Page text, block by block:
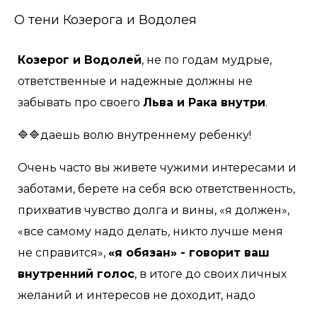
О тени Козерога и Водолея
Козерог и Водолей, не по годам мудрые,
ответственные и надежные должны не
забывать про своего Льва и Рака внутри.
🔷🔷даешь волю внутреннему ребенку!
Очень часто вы живете чужими интересами и
заботами, берете на себя всю ответственность,
прихватив чувство долга и вины, «я должен»,
«все самому надо делать, никто лучше меня
не справится», «я обязан» - говорит ваш
внутренний голос, в итоге до своих личных
желаний и интересов не доходит, надо